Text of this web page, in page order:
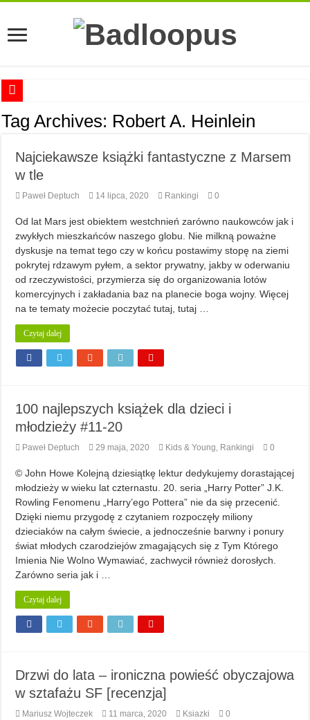
Anna Romaszkan – Praca w prosektorium nie pomaga oswoić się ze
Najlepsze mangi dla dorosłych
Najciekawsze zapowiedzi komiksowe na 2023 rok
Tag Archives: Robert A. Heinlein
Najciekawsze książki fantastyczne z Marsem
w tle
Paweł Deptuch 14 lipca, 2020 Rankingi 0
Od lat Mars jest obiektem westchnień zarówno naukowców jak i
zwykłych mieszkańców naszego globu. Nie milkną poważne
dyskusje na temat tego czy w końcu postawimy stopę na ziemi
pokrytej rdzawym pyłem, a sektor prywatny, jakby w oderwaniu
od rzeczywistości, przymierza się do organizowania lotów
komercyjnych i zakładania baz na planecie boga wojny. Więcej
na te tematy możecie poczytać tutaj, tutaj …
Czytaj dalej
100 najlepszych książek dla dzieci i
młodzieży #11-20
Paweł Deptuch 29 maja, 2020 Kids & Young, Rankingi 0
© John Howe Kolejną dziesiątkę lektur dedykujemy dorastającej
młodzieży w wieku lat czternastu. 20. seria „Harry Potter” J.K.
Rowling Fenomenu „Harry’ego Pottera” nie da się przecenić.
Dzięki niemu przygodę z czytaniem rozpoczęły miliony
dzieciaków na całym świecie, a jednocześnie barwny i ponury
świat młodych czarodziejów zmagających się z Tym Którego
Imienia Nie Wolno Wymawiać, zachwycił również dorosłych.
Zarówno seria jak i …
Czytaj dalej
Drzwi do lata – ironiczna powieść obyczajowa
w sztafażu SF [recenzja]
Mariusz Wojteczek 11 marca, 2020 Ksiazki 0